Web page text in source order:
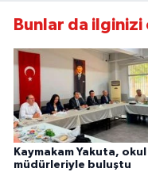
Bunlar da
Kaymakam Yakuta, okul
müdürleriyle buluştu